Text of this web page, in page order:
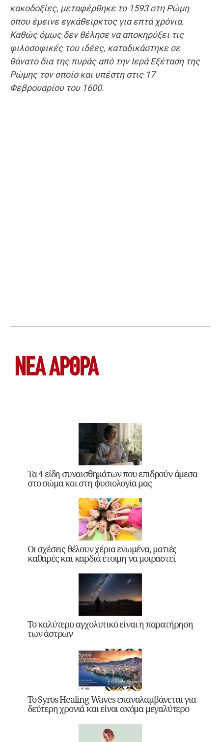
κακοδοξίες, μεταφέρθηκε το 1593 στη Ρώμη
όπου έμεινε εγκάθειρκτος για επτά χρόνια.
Καθώς όμως δεν θέλησε να αποκηρύξει τις
φιλοσοφικές του ιδέες, καταδικάστηκε σε
θάνατο δια της πυράς από την Ιερά Εξέταση της
Ρώμης τον οποίο και υπέστη στις 17
Φεβρουαρίου του 1600.
ΝΕΑ ΆΡΘΡΑ
Τα 4 είδη συναισθημάτων που επιδρούν άμεσα
στο σώμα και στη φυσιολογία μας
Οι σχέσεις θέλουν χέρια ενωμένα, ματιές
καθαρές και καρδιά έτοιμη να μοιραστεί
Το καλύτερο αγχολυτικό είναι η παρατήρηση
των άστρων
Το Syros Healing Waves επαναλαμβάνεται για
δεύτερη χρονιά και είναι ακόμα μεγαλύτερο